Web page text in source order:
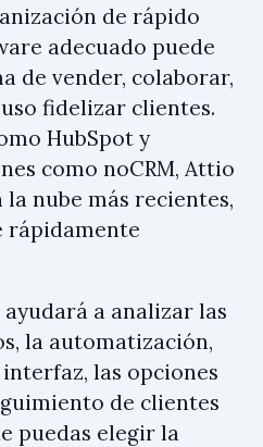
de rápido
adecuado puede
de vender, colaborar,
fidelizar clientes.
HubSpot y
como noCRM, Attio
nube más recientes,
rápidamente
a analizar las
la automatización,
las opciones
de clientes
puedas elegir la